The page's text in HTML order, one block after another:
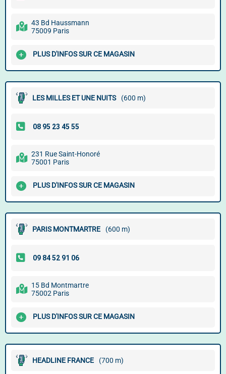
43 Bd Haussmann
75009 Paris
PLUS D'INFOS SUR CE MAGASIN
LES MILLES ET UNE NUITS (600 m)
231 Rue Saint-Honoré
75001 Paris
PLUS D'INFOS SUR CE MAGASIN
PARIS MONTMARTRE (600 m)
15 Bd Montmartre
75002 Paris
PLUS D'INFOS SUR CE MAGASIN
HEADLINE FRANCE (700 m)